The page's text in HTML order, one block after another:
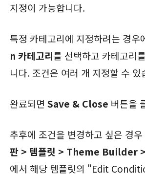
지정이 가능합니다.
특정 카테고리에 지정하려는 경우
n 카테고리를 선택하고 카테고리
니다. 조건은 여러 개 지정할 수 있
완료되면 Save & Close 버튼을
추후에 조건을 변경하고 싶은 경우
판 > 템플릿 > Theme Builder
에서 해당 템플릿의 "Edit